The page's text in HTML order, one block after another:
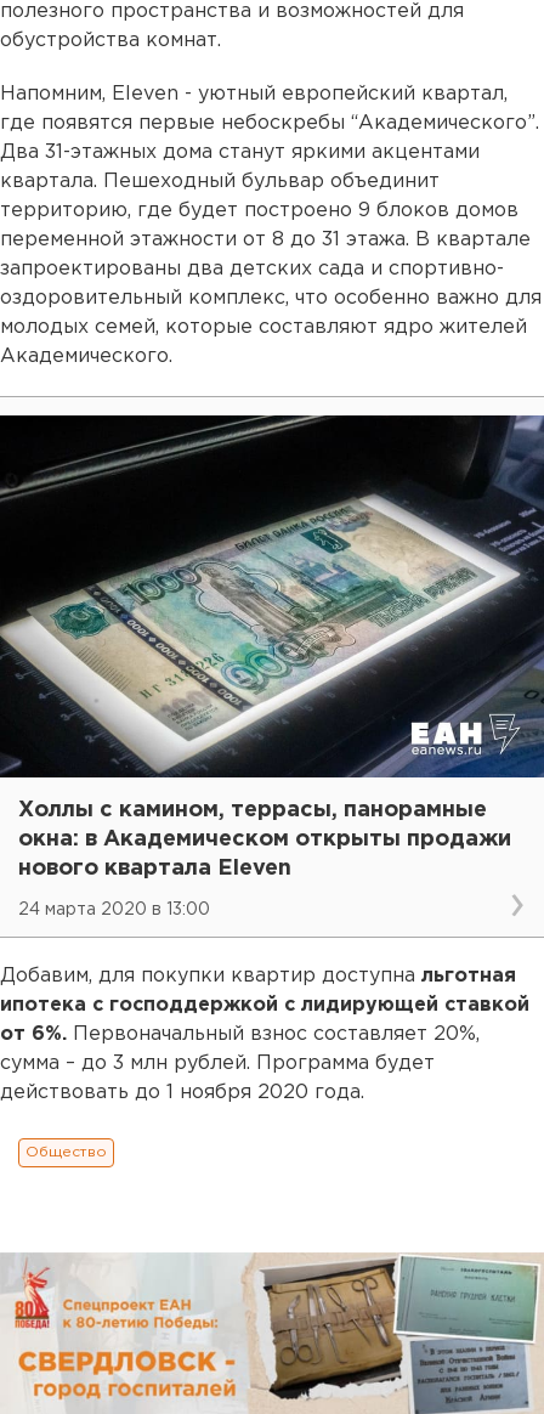
полезного пространства и возможностей для
обустройства комнат.
Напомним, Eleven - уютный европейский квартал,
где появятся первые небоскребы “Академического”.
Два 31-этажных дома станут яркими акцентами
квартала. Пешеходный бульвар объединит
территорию, где будет построено 9 блоков домов
переменной этажности от 8 до 31 этажа. В квартале
запроектированы два детских сада и спортивно-
оздоровительный комплекс, что особенно важно для
молодых семей, которые составляют ядро жителей
Академического.
Холлы с камином, террасы, панорамные
окна: в Академическом открыты продажи
нового квартала Eleven
24 марта 2020 в 13:00
Добавим, для покупки квартир доступна льготная
ипотека с господдержкой с лидирующей ставкой
от 6%. Первоначальный взнос составляет 20%,
сумма – до 3 млн рублей. Программа будет
действовать до 1 ноября 2020 года.
Общество